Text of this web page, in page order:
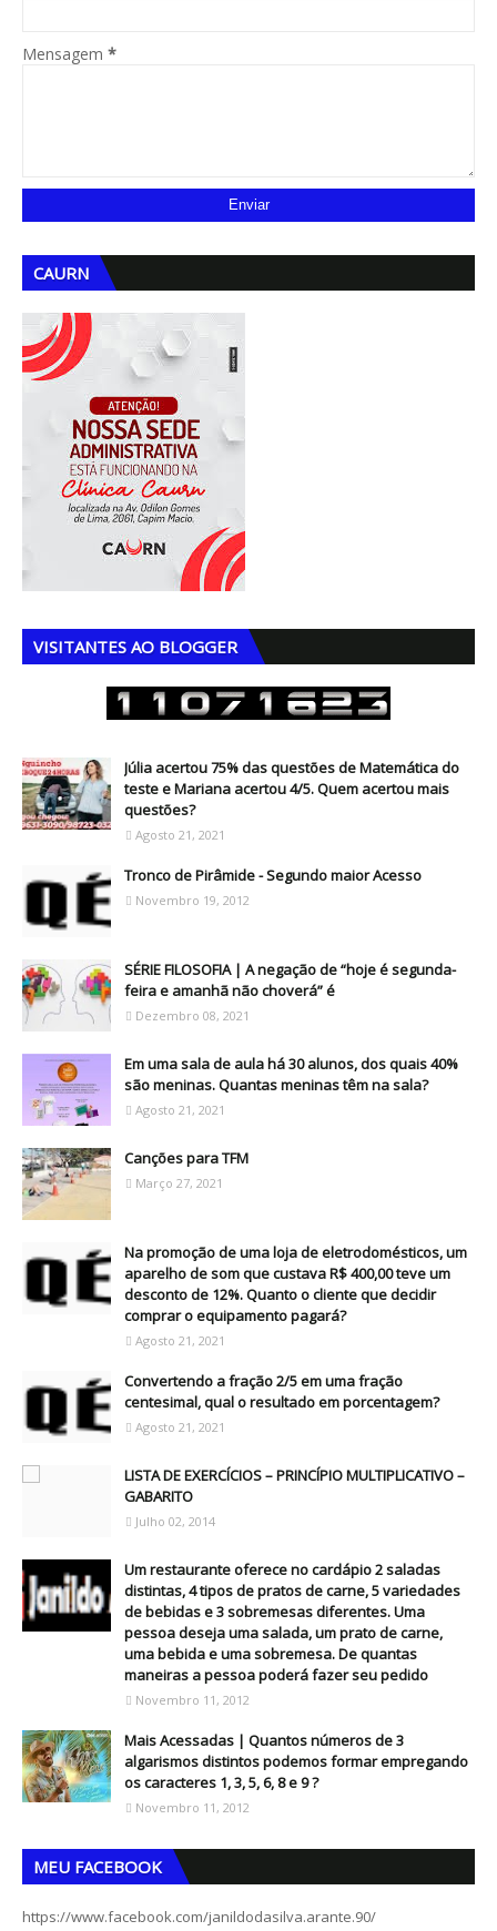
Mensagem *
CAURN
VISITANTES AO BLOGGER
Júlia acertou 75% das questões de Matemática do
teste e Mariana acertou 4/5. Quem acertou mais
questões?
Agosto 21, 2021
Tronco de Pirâmide - Segundo maior Acesso
Novembro 19, 2012
SÉRIE FILOSOFIA | A negação de “hoje é segunda-
feira e amanhã não choverá” é
Dezembro 08, 2021
Em uma sala de aula há 30 alunos, dos quais 40%
são meninas. Quantas meninas têm na sala?
Agosto 21, 2021
Canções para TFM
Março 27, 2021
Na promoção de uma loja de eletrodomésticos, um
aparelho de som que custava R$ 400,00 teve um
desconto de 12%. Quanto o cliente que decidir
comprar o equipamento pagará?
Agosto 21, 2021
Convertendo a fração 2/5 em uma fração
centesimal, qual o resultado em porcentagem?
Agosto 21, 2021
LISTA DE EXERCÍCIOS – PRINCÍPIO MULTIPLICATIVO –
GABARITO
Julho 02, 2014
Um restaurante oferece no cardápio 2 saladas
distintas, 4 tipos de pratos de carne, 5 variedades
de bebidas e 3 sobremesas diferentes. Uma
pessoa deseja uma salada, um prato de carne,
uma bebida e uma sobremesa. De quantas
maneiras a pessoa poderá fazer seu pedido
Novembro 11, 2012
Mais Acessadas | Quantos números de 3
algarismos distintos podemos formar empregando
os caracteres 1, 3, 5, 6, 8 e 9 ?
Novembro 11, 2012
MEU FACEBOOK
https://www.facebook.com/janildodasilva.arante.90/